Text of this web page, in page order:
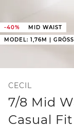
-40%
MID WAIST
MODEL: 1,76M |
CECIL
7/8 Mid
Casual Fit